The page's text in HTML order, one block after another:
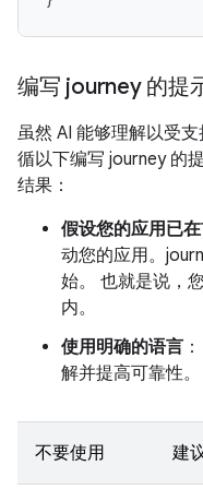
编写 journey 的提
虽然 AI 能够理解以受
循以下编写 journey 的
结果：
假设您的应用已
动您的应用。
始。 也就是说，
内。
使用明确的语言
解并提高可靠性。
不要使用 建